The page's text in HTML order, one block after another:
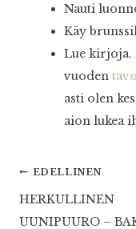
Nauti
Käy
Lue kirjoja.
vuoden
asti olen
aion lukea
Artikkelien
selaus
EDELLINEN
HERKULLINEN
UUNIPUURO –